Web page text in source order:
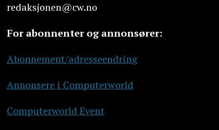
redaksjonen@cw.no
For abonnenter og annonsører:
Abonnement/adresseendring
Annonsere i Computerworld
Computerworld Event